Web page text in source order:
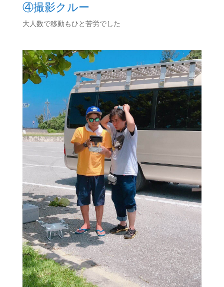
④撮影クルー
大人数で移動もひと苦労でした